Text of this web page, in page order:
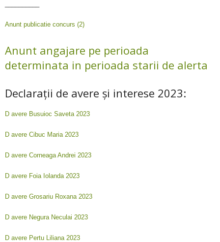
Anunt publicatie concurs (2)
Anunt angajare pe perioada
determinata in perioada starii de alerta
Declarații de avere și interese 2023:
D avere Busuioc Saveta 2023
D avere Cibuc Maria 2023
D avere Corneaga Andrei 2023
D avere Foia Iolanda 2023
D avere Grosariu Roxana 2023
D avere Negura Neculai 2023
D avere Pertu Liliana 2023